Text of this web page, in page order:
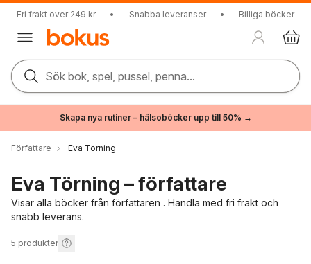
Fri frakt över 249 kr • Snabba leveranser • Billiga böcker
Sök bok, spel, pussel, penna...
Skapa nya rutiner – hälsoböcker upp till 50% →
Författare Eva Törning
Eva Törning – författare
Visar alla böcker från författaren . Handla med fri frakt och
snabb leverans.
5 produkter